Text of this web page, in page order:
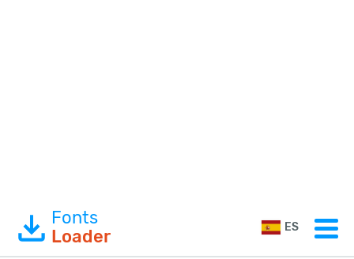
Fonts
Loader
ES